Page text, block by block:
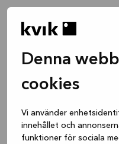
Denna
cookies
Vi använder
innehållet och
funktioner för sociala